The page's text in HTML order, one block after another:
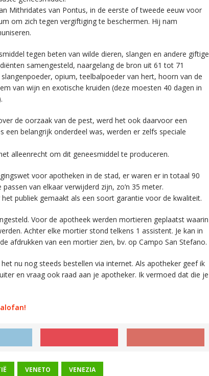
Mithridates van Pontus, in de eerste of tweede eeuw voor
om zich tegen vergiftiging te beschermen. Hij nam
tegen beten van wilde dieren, slangen en andere giftige
samengesteld, naargelang de bron uit 61 tot 71
opium, teelbalpoeder van hert, hoorn van de
van wijn en exotische kruiden (deze moesten 40 dagen in
de oorzaak van de pest, werd het ook daarvoor een
een belangrijk onderdeel was, werden er zelfs speciale
alleenrecht om dit geneesmiddel te produceren.
voor apotheken in de stad, er waren er in totaal 90
van elkaar verwijderd zijn, zo’n 35 meter.
publiek gemaakt als een soort garantie voor de kwaliteit.
Voor de apotheek werden mortieren geplaatst waarin
Achter elke mortier stond telkens 1 assistent. Je kan in
afdrukken van een mortier zien, bv. op Campo San Stefano.
nu nog steeds bestellen via internet. Als apotheker geef ik
en vraag ook raad aan je apotheker. Ik vermoed dat die je
VENETO VENEZIA